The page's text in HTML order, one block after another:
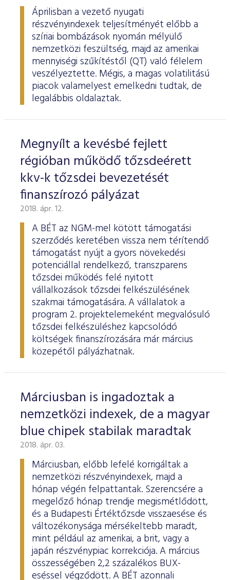
Áprilisban a vezető nyugati
részvényindexek teljesítményét előbb a
szíriai bombázások nyomán mélyülő
nemzetközi feszültség, majd az amerikai
mennyiségi szűkítéstől (QT) való félelem
veszélyeztette. Mégis, a magas volatilitású
piacok valamelyest emelkedni tudtak, de
legalábbis oldalaztak.
Megnyílt a kevésbé fejlett
régióban működő tőzsdeérett
kkv-k tőzsdei bevezetését
finanszírozó pályázat
2018. ápr. 12.
A BÉT az NGM-mel kötött támogatási
szerződés keretében vissza nem térítendő
támogatást nyújt a gyors növekedési
potenciállal rendelkező, transzparens
tőzsdei működés felé nyitott
vállalkozások tőzsdei felkészülésének
szakmai támogatására. A vállalatok a
program 2. projektelemeként megvalósuló
tőzsdei felkészüléshez kapcsolódó
költségek finanszírozására már március
közepétől pályázhatnak.
Márciusban is ingadoztak a
nemzetközi indexek, de a magyar
blue chipek stabilak maradtak
2018. ápr. 03.
Márciusban, előbb lefelé korrigáltak a
nemzetközi részvényindexek, majd a
hónap végén felpattantak. Szerencsére a
megelőző hónap trendje megismétlődött,
és a Budapesti Értéktőzsde visszaesése és
változékonysága mérsékeltebb maradt,
mint például az amerikai, a brit, vagy a
japán részvénypiac korrekciója. A március
összességében 2,2 százalékos BUX-
eséssel végződött. A BÉT azonnali